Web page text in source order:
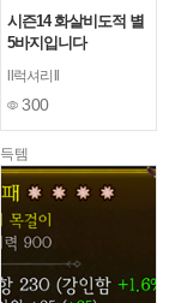
시즌14 화살비도적 별
5바지입니다
ll럭셔리ll
300
득템